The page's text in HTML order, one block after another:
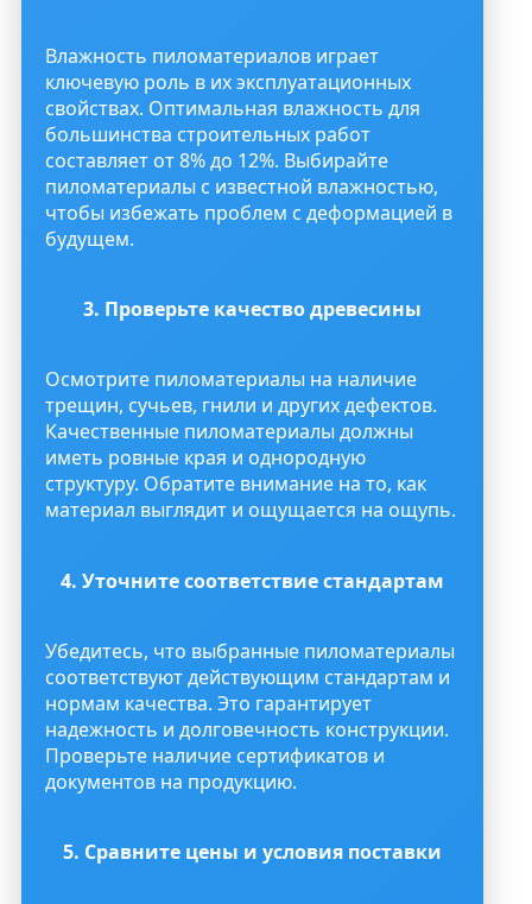
Влажность пиломатериалов играет
ключевую роль в их эксплуатационных
свойствах. Оптимальная влажность для
большинства строительных работ
составляет от 8% до 12%. Выбирайте
пиломатериалы с известной влажностью,
чтобы избежать проблем с деформацией в
будущем.
3. Проверьте качество древесины
Осмотрите пиломатериалы на наличие
трещин, сучьев, гнили и других дефектов.
Качественные пиломатериалы должны
иметь ровные края и однородную
структуру. Обратите внимание на то, как
материал выглядит и ощущается на ощупь.
4. Уточните соответствие стандартам
Убедитесь, что выбранные пиломатериалы
соответствуют действующим стандартам и
нормам качества. Это гарантирует
надежность и долговечность конструкции.
Проверьте наличие сертификатов и
документов на продукцию.
5. Сравните цены и условия поставки